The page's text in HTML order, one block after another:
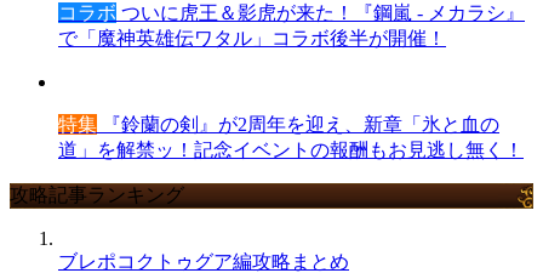
コラボ ついに虎王＆影虎が来た！『鋼嵐 - メカラシ』
で「魔神英雄伝ワタル」コラボ後半が開催！
特集 『鈴蘭の剣』が2周年を迎え、新章「氷と血の
道」を解禁ッ！記念イベントの報酬もお見逃し無く！
攻略記事ランキング
ブレポコクトゥグア編攻略まとめ